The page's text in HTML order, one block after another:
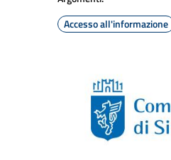
Accesso all'informazione